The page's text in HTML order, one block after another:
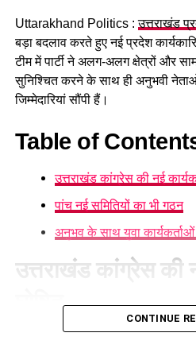
अलग-अलग माध्यमों से
हुई रिपोर्ट
संघ सूत्रों के मुताबिक बीते दो महीने में
कार्यकर्ताओं, महत्वपूर्ण हस्तियों के
Uttarakhand Politics :उत्तराखंड
बड़ा बदलाव करते हुए नई प्रदेश
टीम में पार्टी ने अलग-अलग क्षेत्रों और
सुनिश्चित करने के साथ ही अनुभवी
जिम्मेदारियां सौंपी हैं।
Table of
उत्तराखंड कांग्रेस की नई
पांच नई समितियों का भी गठन
अनुभव के साथ युवा
उत्तराखंड कांग्रेस की
नई प्रदेश कार्यकारिणी में गोदावरी
CONTINUE